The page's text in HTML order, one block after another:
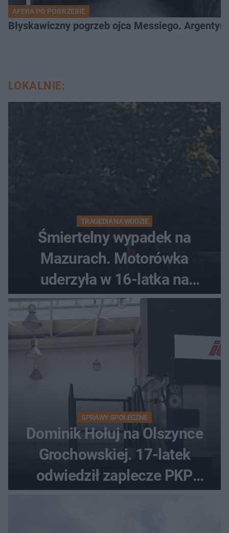
AFERA PO POGRZEBIE
Błyskawiczny pogrzeb ojca Messiego.
LOKALNIE:
TRAGEDIA NA WODZIE
Śmiertelny wypadek na
Mazurach. Motorówka
uderzyła w 16-latka na
skuterze
SPRAWY SPOŁECZNE
Dominik Hołuj na Olszynce
Grochowskiej. 17-latek
odwiedził zaplecze PKP
Intercity